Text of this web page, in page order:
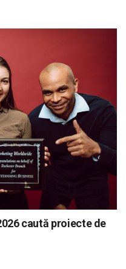
caută proiecte de